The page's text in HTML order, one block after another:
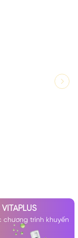
trình khuyến